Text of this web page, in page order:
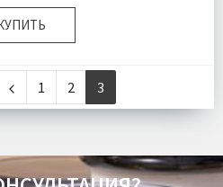
для зубных щеток 1 шт
для твердого мыла 1 шт
1 2 3